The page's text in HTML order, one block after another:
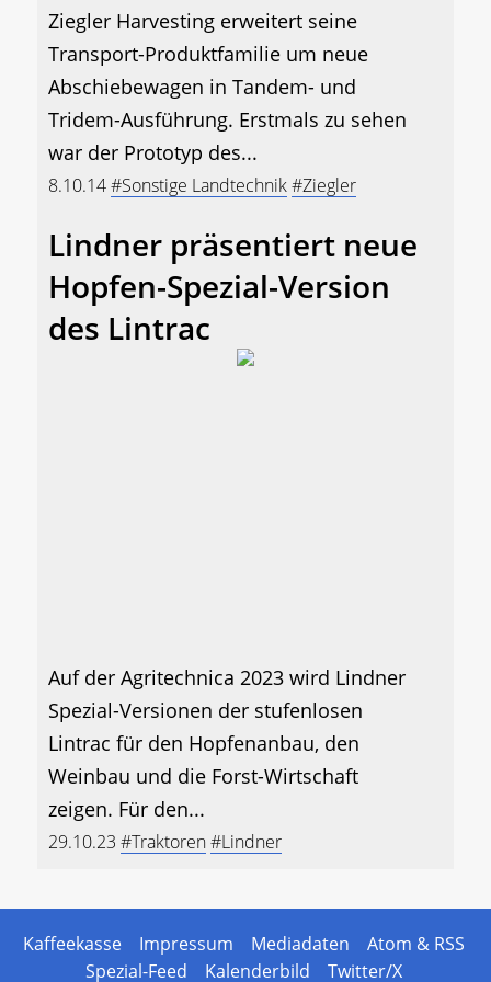
Ziegler Harvesting erweitert seine
Transport-Produktfamilie um neue
Abschiebewagen in Tandem- und
Tridem-Ausführung. Erstmals zu sehen
war der Prototyp des...
8.10.14#Sonstige Landtechnik#Ziegler
Lindner präsentiert neue
Hopfen-Spezial-Version
des Lintrac
Auf der Agritechnica 2023 wird Lindner
Spezial-Versionen der stufenlosen
Lintrac für den Hopfenanbau, den
Weinbau und die Forst-Wirtschaft
zeigen. Für den...
29.10.23 #Traktoren#Lindner
Kaffeekasse Impressum Mediadaten
Atom & RSS
Spezial-Feed
Kalenderbild Twitter/X